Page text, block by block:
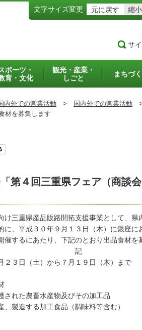
文字サイズ変更 元に戻す 縮小
サ
ポーツ・
育・文化
観光・産業・
しごと
まちづ
内外での営業活動 > 国内外での営業活動 >
材を募集します
第４回三重県フェア（商談
三重県産品販路開拓支援事業として、県
に、平成３０年９月１３日（木）に銀座
催するにあたり、下記のとおり出品食材を
３日（土）から７月１９日（木）まで
た農畜水産物及びその加工品
造する加工食品（調味料等含む）